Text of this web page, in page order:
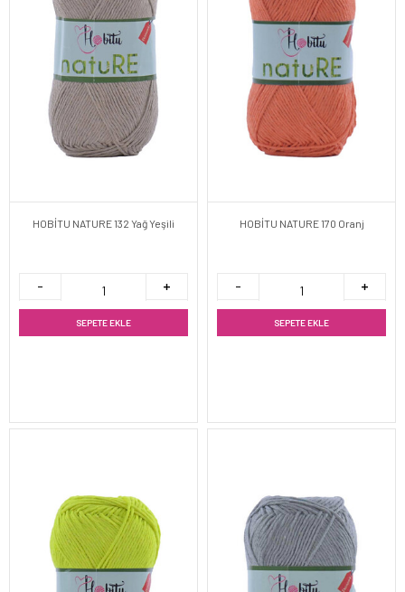
HOBİTU NATURE 132 Yağ Yeşili
SEPETE EKLE
HOBİTU NATURE 170 Oranj
SEPETE EKLE